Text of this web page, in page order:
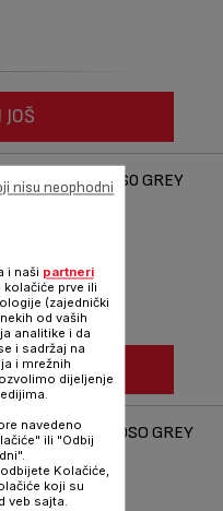
JOŠ
21 ST VIRTUOS0 GREY
JOŠ
ST VIRTUOSO GREY
i naši partneri
prve ili
(zajednički
od vaših
analitike i da
i sadržaj na
i mrežnih
dijeljenje
navedeno
ili "Odbij
Kolačiće,
koji su
veb sajta.
nisu neophodni